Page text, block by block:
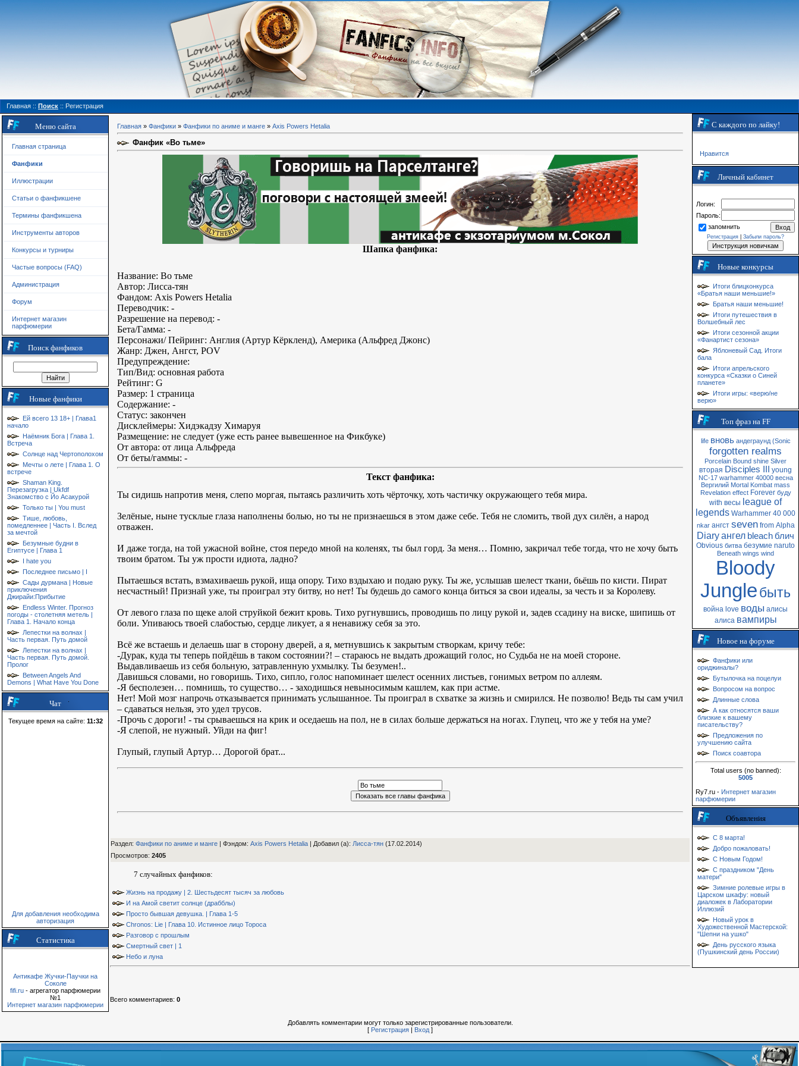
Главная :: Поиск :: Регистрация
Меню сайта
Главная страница
Фанфики
Иллюстрации
Статьи о фанфикшене
Термины фанфикшена
Инструменты авторов
Конкурсы и турниры
Частые вопросы (FAQ)
Администрация
Форум
Интернет магазин
парфюмерии
Поиск фанфиков
Новые фанфики
Ей всего 13 18+ | Глава1
начало
Наёмник Бога | Глава 1.
Встреча
Солнце над Чертополохом
Мечты о лете | Глава 1. О
встрече
Shaman King.
Перезагрузка | Ukfdf
Знакомство с Йо Асакурой
Только ты | You must
Тише, любовь,
помедленнее | Часть I. Вслед
за мечтой
Безумные будни в
Египтусе | Глава 1
I hate you
Последнее письмо | I
Сады дурмана | Новые
приключения
Джирайи:Прибытие
Endless Winter. Прогноз
погоды - столетняя метель |
Глава 1. Начало конца
Лепестки на волнах |
Часть первая. Путь домой
Лепестки на волнах |
Часть первая. Путь домой.
Пролог
Between Angels And
Demons | What Have You Done
Чат
Текущее время на сайте: 11:32
Для добавления необходима
авторизация
Статистика
Антикафе Жучки-Паучки на
Соколе
fifi.ru - агрегатор парфюмерии
№1
Интернет магазин парфюмерии
Главная » Фанфики » Фанфики по аниме и манге » Axis Powers Hetalia
Фанфик «Во тьме»
Шапка фанфика:
Название: Во тьме
Автор: Лисса-тян
Фандом: Axis Powers Hetalia
Переводчик: -
Разрешение на перевод: -
Бета/Гамма: -
Персонажи/ Пейринг: Англия (Артур Кёркленд), Америка (Альфред Джонс)
Жанр: Джен, Ангст, POV
Предупреждение:
Тип/Вид: основная работа
Рейтинг: G
Размер: 1 страница
Содержание: -
Статус: закончен
Дисклеймеры: Хидэкадзу Химаруя
Размещение: не следует (уже есть ранее вывешенное на Фикбуке)
От автора: от лица Альфреда
От беты/гаммы: -
Текст фанфика:
Ты сидишь напротив меня, слепо моргая, пытаясь различить хоть чёрточку, хоть частичку окружающего тебя мира.
Зелёные, ныне тусклые глаза наполнены болью, но ты не признаешься в этом даже себе. Тебя не сломить, твой дух силён, а народ
отважен.
И даже тогда, на той ужасной войне, стоя передо мной на коленях, ты был горд. За меня… Помню, закричал тебе тогда, что не хочу быть
твоим братом. Ты уж прости идиота, ладно?
Пытаешься встать, взмахиваешь рукой, ища опору. Тихо вздыхаю и подаю руку. Ты же, услышав шелест ткани, бьёшь по кисти. Пират
несчастный! Признай уже, ты проиграл эту битву, но нет! Ты будешь до самого конца биться за свои идеалы, за честь и за Королеву.
От левого глаза по щеке алой струйкой бежит кровь. Тихо ругнувшись, проводишь по лицу рукой и, задев ссадину на виске, шипишь от
боли. Упиваюсь твоей слабостью, сердце ликует, а я ненавижу себя за это.
Всё же встаешь и делаешь шаг в сторону дверей, а я, метнувшись к закрытым створкам, кричу тебе:
-Дурак, куда ты теперь пойдёшь в таком состоянии?! – стараюсь не выдать дрожащий голос, но Судьба не на моей стороне.
Выдавливаешь из себя больную, затравленную ухмылку. Ты безумен!..
Давишься словами, но говоришь. Тихо, сипло, голос напоминает шелест осенних листьев, гонимых ветром по аллеям.
-Я бесполезен… помнишь, то существо… - заходишься невыносимым кашлем, как при астме.
Нет! Мой мозг напрочь отказывается принимать услышанное. Ты проиграл в схватке за жизнь и смирился. Не позволю! Ведь ты сам учил
– сдаваться нельзя, это удел трусов.
-Прочь с дороги! - ты срываешься на крик и оседаешь на пол, не в силах больше держаться на ногах. Глупец, что же у тебя на уме?
-Я слепой, не нужный. Уйди на фиг!
Глупый, глупый Артур… Дорогой брат...
Раздел: Фанфики по аниме и манге | Фэндом: Axis Powers Hetalia | Добавил (а): Лисса-тян (17.02.2014)
Просмотров: 2405
7 случайных фанфиков:
Жизнь на продажу | 2. Шестьдесят тысяч за любовь
И на Амой светит солнце (драбблы)
Просто бывшая девушка. | Глава 1-5
Chronos: Lie | Глава 10. Истинное лицо Тороса
Разговор с прошлым
Смертный свет | 1
Небо и луна
Всего комментариев: 0
Добавлять комментарии могут только зарегистрированные пользователи.
[ Регистрация | Вход ]
С каждого по лайку!
Нравится
Личный кабинет
Логин:
Пароль:
запомнить
Регистрация Забыли пароль?
Новые конкурсы
Итоги блицконкурса
«Братья наши меньшие!»
Братья наши меньшие!
Итоги путешествия в
Волшебный лес
Итоги сезонной акции
«Фанартист сезона»
Яблоневый Сад. Итоги
бала
Итоги апрельского
конкурса «Сказки о Синей
планете»
Итоги игры: «верю/не
верю»
Топ фраз на FF
life вновь андеграунд (Sonic
forgotten realms
Porcelain Bound shine Silver
вторая Disciples III young
NC-17 warhammer 40000 весна
Вергилий Mortal Kombat mass
Revelation effect Forever буду
with весы league of
legends Warhammer 40 000
nkar ангст seven from Alpha
Diaryангел bleachблич
Obvious битва безумие naruto
Beneath wings wind
Bloody
Jungleбыть
война love воды алисы
алиса вампиры
Новое на форуме
Фанфики или
ориджиналы?
Бутылочка на поцелуи
Вопросом на вопрос
Длинные слова
А как относятся ваши
близкие к вашему
писательству?
Предложения по
улучшению сайта
Поиск соавтора
Total users (no banned):
5005
Ry7.ru - Интернет магазин
парфюмерии
Объявления
С 8 марта!
Добро пожаловать!
С Новым Годом!
С праздником "День
матери"
Зимние ролевые игры в
Царском шкафу: новый
диаложек в Лаборатории
Иллюзий
Новый урок в
Художественной Мастерской:
"Шепни на ушко"
День русского языка
(Пушкинский день России)